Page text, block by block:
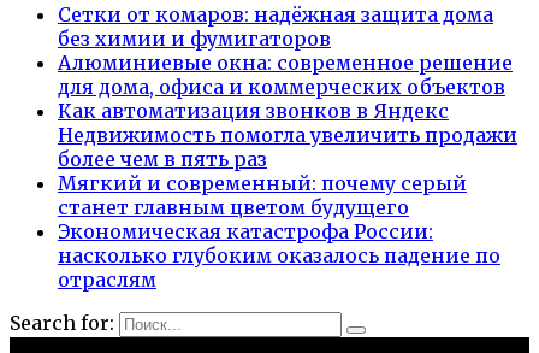
Сетки от комаров: надёжная защита дома
без химии и фумигаторов
Алюминиевые окна: современное решение
для дома, офиса и коммерческих объектов
Как автоматизация звонков в Яндекс
Недвижимость помогла увеличить продажи
более чем в пять раз
Мягкий и современный: почему серый
станет главным цветом будущего
Экономическая катастрофа России:
насколько глубоким оказалось падение по
отраслям
Search for: